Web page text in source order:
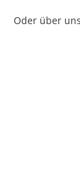
Oder über